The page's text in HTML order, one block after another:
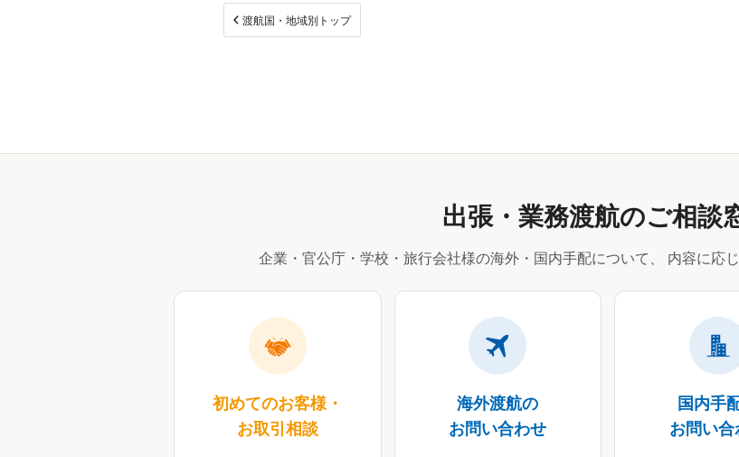
渡航国・地域別トップ
出張・業務渡航のご相談
企業・官公庁・学校・旅行会社様の海外・国内手配について、 内容に応
初めてのお客様・
お取引相談
海外渡航の
お問い合わせ
国内手
お問い合